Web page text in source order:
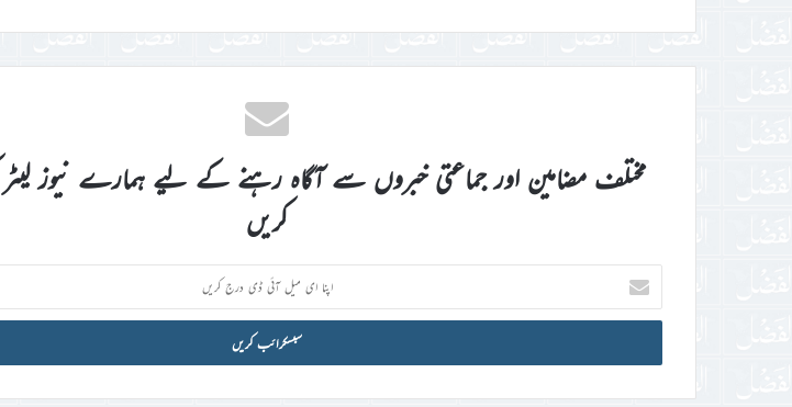
مختلف مضامین اور جماعتی خبروں سے آگاہ رہنے کے لیے ہمارے نیوز
کریں
اپنا
ای
میل
ڈی